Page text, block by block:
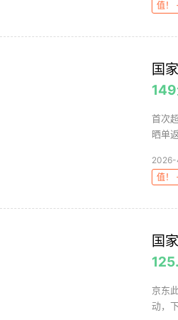
值！
国
首次
晒单
2026-
值！
国
京东
动，